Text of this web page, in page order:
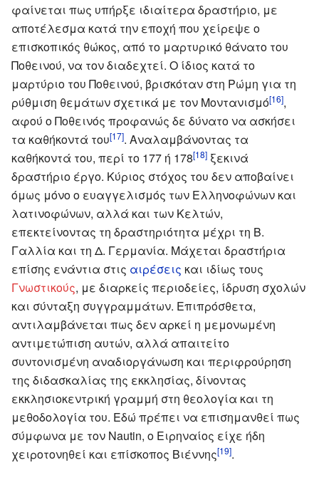
φαίνεται πως υπήρξε ιδιαίτερα δραστήριο, με
αποτέλεσμα κατά την εποχή που χείρεψε ο
επισκοπικός θώκος, από το μαρτυρικό θάνατο του
Ποθεινού, να τον διαδεχτεί. Ο ίδιος κατά το
μαρτύριο του Ποθεινού, βρισκόταν στη Ρώμη για τη
ρύθμιση θεμάτων σχετικά με τον Μοντανισμό[16],
αφού ο Ποθεινός προφανώς δε δύνατο να ασκήσει
τα καθήκοντά του[17]. Αναλαμβάνοντας τα
καθήκοντά του, περί το 177 ή 178[18] ξεκινά
δραστήριο έργο. Κύριος στόχος του δεν αποβαίνει
όμως μόνο ο ευαγγελισμός των Ελληνοφώνων και
λατινοφώνων, αλλά και των Κελτών,
επεκτείνοντας τη δραστηριότητα μέχρι τη Β.
Γαλλία και τη Δ. Γερμανία. Μάχεται δραστήρια
επίσης ενάντια στις αιρέσεις και ιδίως τους
Γνωστικούς, με διαρκείς περιοδείες, ίδρυση σχολών
και σύνταξη συγγραμμάτων. Επιπρόσθετα,
αντιλαμβάνεται πως δεν αρκεί η μεμονωμένη
αντιμετώπιση αυτών, αλλά απαιτείτο
συντονισμένη αναδιοργάνωση και περιφρούρηση
της διδασκαλίας της εκκλησίας, δίνοντας
εκκλησιοκεντρική γραμμή στη θεολογία και τη
μεθοδολογία του. Εδώ πρέπει να επισημανθεί πως
σύμφωνα με τον Nautin, ο Ειρηναίος είχε ήδη
χειροτονηθεί και επίσκοπος Βιέννης[19].